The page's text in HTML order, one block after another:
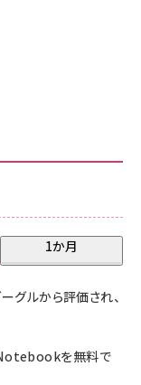
1か月
グルから評価され、
を無料で